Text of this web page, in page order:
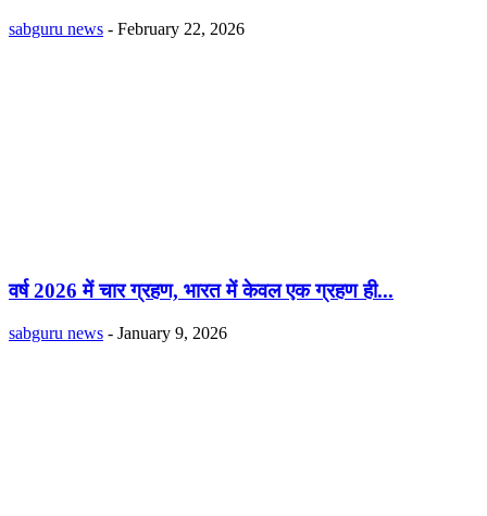
sabguru news - February 22, 2026
वर्ष 2026 में चार ग्रहण, भारत में केवल एक ग्रहण ही...
sabguru news - January 9, 2026